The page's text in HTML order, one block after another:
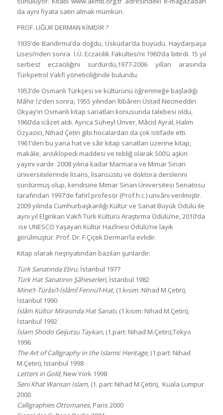
da aynı fiyata satın almak mümkün.
PROF. UĞUR DERMAN KİMDİR ?
1935’de Bandırma’da doğdu, Üsküdar’da büyüdü. Haydarpaşa
Lisesi’nden sonra İ.Ü. Eczacılık Fakültesi’ni 1960’da bitirdi. 15 yıl
serbest eczacılığını sürdürdü,1977-2006 yılları arasında
Türkpetrol Vakfi yöneticiliğinde bulundu.
1953’de Osmanlı Türkçesi ve kültürünü öğrenmeğe başladığı
Mâhir İz’den sonra, 1955 yılından îtibâren Üstad Necmeddin
Okyay’ın Osmanlı kitap sanatları konusunda talebesi oldu,
1960’da icâzet aldı. Ayrıca Süheyl Ünver, Mâcid Ayral, Halim
Özyazıcı, Nihad Çetin gibi hocalardan da çok istifade etti.
1961’den bu yana hat ve sâir kitap sanatları üzerine kitap,
makāle, ansiklopedi maddesi ve tebliğ olarak 500’ü aşkın
yayını vardır. 2008 yılına kadar Marmara ve Mimar Sinan
üniversitelerinde lisans, lisansüstü ve doktora derslerini
sürdürmüş olup, kendisine Mimar Sinan Üniversitesi Senatosu
tarafından 1997’de fahrî profesör (Prof.h.c.) unvânı verilmiştir.
2009 yılında Cumhurbaşkanlığı Kültür ve Sanat Büyük Ödülü ile
aynı yıl Elginkan Vakfı Türk Kültürü Araştırma Ödülü’ne, 2010’da
ise UNESCO Yaşayan Kültür Hazînesi Ödülü’ne layık
görülmüştür. Prof. Dr. F.Çiçek Derman’la evlidir.
Kitap olarak neşriyatından bazıları şunlardır:
Türk Sanatında Ebru, İstanbul 1977
Türk Hat Sanatının Şâheserleri,İstanbul 1982
Mine’t-Türâsi’l-İslâmî Fennü’l-Hat,(1.kısım: Nihad M.Çetin),
İstanbul 1990
İslâm Kültür Mirasında Hat Sanatı, (1.kısım: Nihad M.Çetin),
İstanbul 1992
İslam Shodo Geijutsu Taykan,(1.part: Nihad M.Çetin),Tokyo
1996
The Art of Calligraphy in the Islamic Heritage,(1.part: Nihad
M.Çetin), Istanbul 1998
Letters in Gold, New York 1998
Seni Khat Warisan Islam, (1. part: Nihad M.Çetin), Kuala Lumpur
2000
Calligraphies Ottomanes,Paris 2000